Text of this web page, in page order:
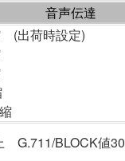
音声伝達
(出荷時設定)
BLOCK値